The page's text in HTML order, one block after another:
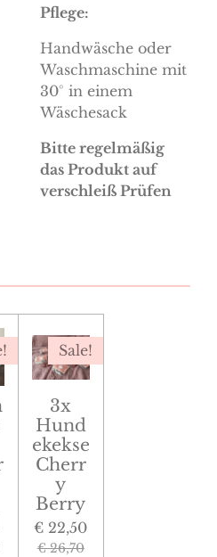
Pflege:
Handwäsche oder
Waschmaschine mit
30° in einem
Wäschesack
Bitte regelmäßig
das Produkt auf
verschleiß Prüfen
Sale!
3x
Hund
ekekse
Cherr
y
Berry
€ 22,50
€ 26,70